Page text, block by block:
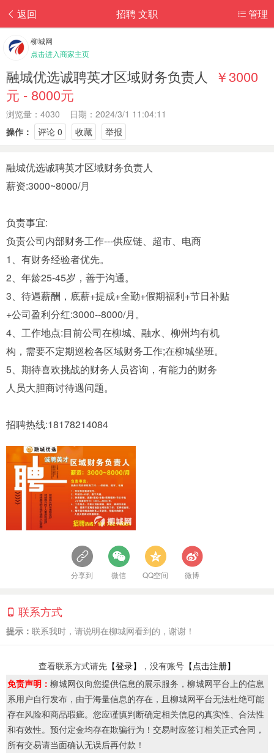
返回 管理
招聘 文职
柳城网
点击进入商家主页
融城优选诚聘英才区域财务负责人
￥3000
元 - 8000元
浏览量：4030 日期：2024/3/1 11:04:11
操作：
评论 0 收藏 举报
融城优选诚聘英才区域财务负责人
薪资:3000~8000/月
负责事宜:
负责公司内部财务工作---供应链、超市、电商
1、有财务经验者优先。
2、年龄25-45岁，善于沟通。
3、待遇薪酬，底薪+提成+全勤+假期福利+节日补贴
+公司盈利分红:3000--8000/月。
4、工作地点:目前公司在柳城、融水、柳州均有机
构，需要不定期巡检各区域财务工作;在柳城坐班。
5、期待喜欢挑战的财务人员咨询，有能力的财务
人员大胆商讨待遇问题。
招聘热线:18178214084
分享到 微信 QQ空间 微博
联系方式
提示： 联系我时，请说明在柳城网看到的，谢谢！
查看联系方式请先 【登录】 ，没有账号 【点击注册】
免责声明： 柳城网仅向您提供信息的展示服务，柳城网平台上的信息
系用户自行发布，由于海量信息的存在，且柳城网平台无法杜绝可能
存在风险和商品瑕疵。您应谨慎判断确定相关信息的真实性、合法性
和有效性。预付定金均存在欺骗行为！交易时应签订相关正式合同，
所有交易请当面确认无误后再付款！